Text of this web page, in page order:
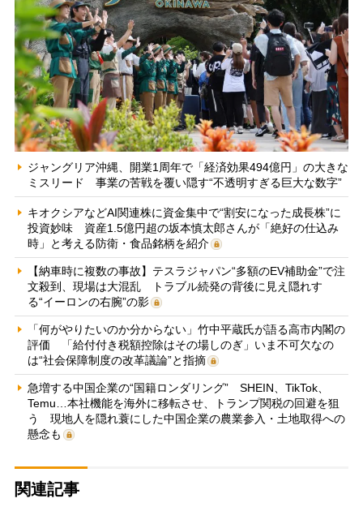
ジャングリア沖縄、開業1周年で「経済効果494億円」の大きな
ミスリード 事業の苦戦を覆い隠す“不透明すぎる巨大な数字”
キオクシアなどAI関連株に資金集中で“割安になった成長株”に
投資妙味 資産1.5億円超の坂本慎太郎さんが「絶好の仕込み
時」と考える防衛・食品銘柄を紹介
【納車時に複数の事故】テスラジャパン“多額のEV補助金”で注
文殺到、現場は大混乱 トラブル続発の背後に見え隠れす
る“イーロンの右腕”の影
「何がやりたいのか分からない」竹中平蔵氏が語る高市内閣の
評価 「給付付き税額控除はその場しのぎ」いま不可欠なの
は“社会保障制度の改革議論”と指摘
急増する中国企業の“国籍ロンダリング” SHEIN、TikTok、
Temu…本社機能を海外に移転させ、トランプ関税の回避を狙
う 現地人を隠れ蓑にした中国企業の農業参入・土地取得への
懸念も
関連記事